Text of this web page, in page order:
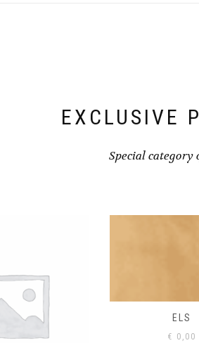
EXCLUSIVE
Special category
ELS
€0,00
EIK
€ 0,00